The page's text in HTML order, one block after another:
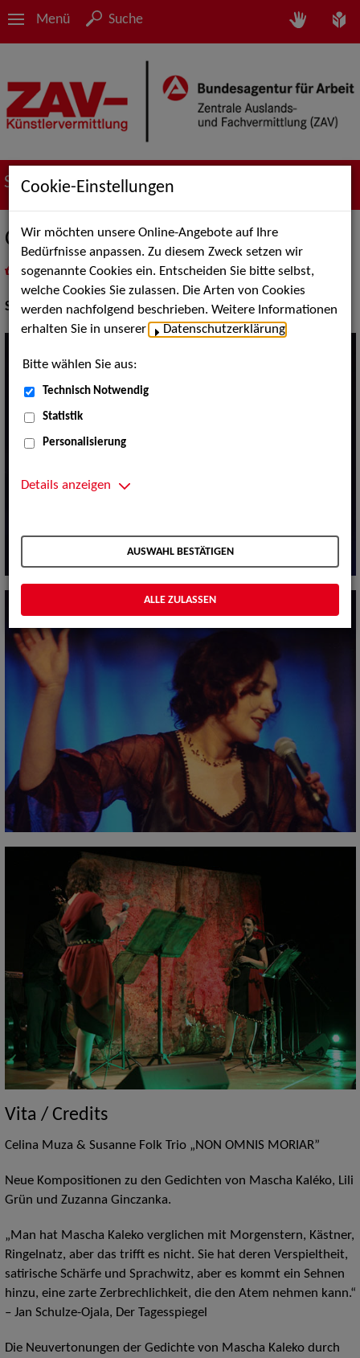
Menü Suche
Suche nach Künstler*innen
Celina Muza & Susanne Folk Trio
als PDF speichern
inMeine Merklistelegen
Show:Musik Shows
Vita / Credits
Celina Muza & Susanne Folk Trio „NON OMNIS MORIAR”
Neue Kompositionen zu den Gedichten von Mascha Kaléko, Lili
Grün und Zuzanna Ginczanka.
„Man hat Mascha Kaleko verglichen mit Morgenstern, Kästner,
Ringelnatz, aber das trifft es nicht. Sie hat deren Verspieltheit,
satirische Schärfe und Sprachwitz, aber es kommt ein Sehnen
hinzu, eine zarte Zerbrechlichkeit, die den Atem nehmen kann.“
– Jan Schulze-Ojala, Der Tagesspiegel
Die Neuvertonungen der Gedichte von Mascha Kaleko durch
Cookie-Einstellungen
Wir möchten unsere Online-Angebote auf Ihre
Bedürfnisse anpassen. Zu diesem Zweck setzen wir
sogenannte Cookies ein. Entscheiden Sie bitte selbst,
welche Cookies Sie zulassen. Die Arten von Cookies
werden nachfolgend beschrieben. Weitere Informationen
erhalten Sie in unserer
Datenschutzerklärung
Bitte wählen Sie aus:
Technisch Notwendig
Statistik
Personalisierung
Details anzeigen
AUSWAHL BESTÄTIGEN
ALLE ZULASSEN